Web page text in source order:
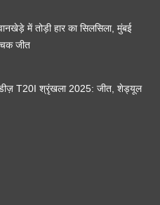
में तोड़ी हार का सिलसिला, मुंबई
जीत
T20I श्रृंखला 2025: जीत, शेड्यूल